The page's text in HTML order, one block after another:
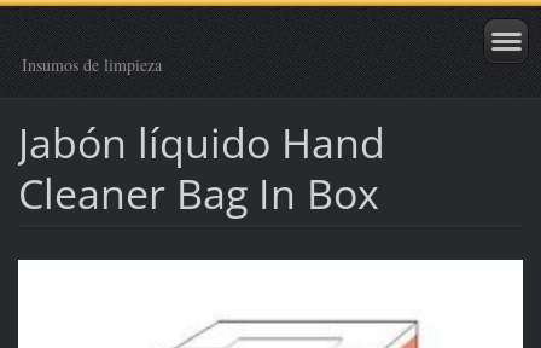
Insumos de limpieza
Jabón líquido Hand
Cleaner Bag In Box